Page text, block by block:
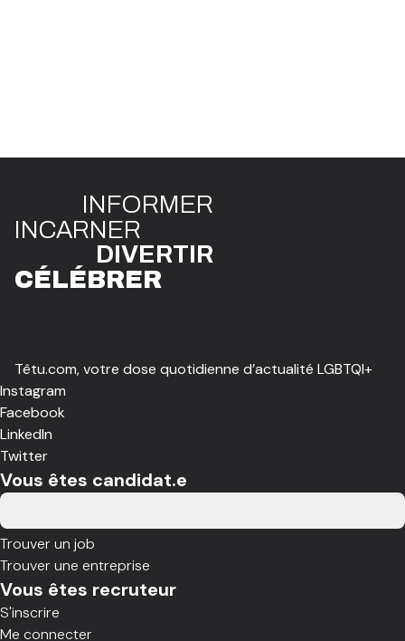
INFORMER
INCARNER
DIVERTIR
CÉLÉBRER
Têtu.com, votre dose quotidienne d’actualité LGBTQI+
Instagram
Facebook
LinkedIn
Twitter
Vous êtes candidat.e
Trouver un job
Trouver une entreprise
Vous êtes recruteur
S'inscrire
Me connecter